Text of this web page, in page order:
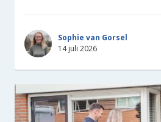
Sophie van Gorsel
14 juli 2026